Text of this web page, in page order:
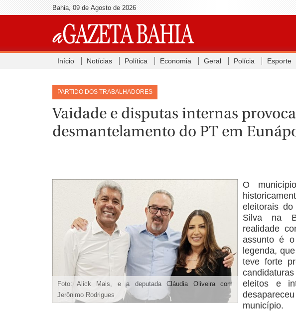
Bahia, 09 de Agosto de 2026
Início Notícias Política Economia Geral Polícia Esporte
PARTIDO DOS TRABALHADORES
Vaidade e disputas internas
desmantelamento do PT em
Foto: Alick Mais, e a deputada Cláudia Oliveira com
Jerônimo Rodrigues
O
eleitorais
Silva na
realidade
assunto é o
legenda,
teve forte
eleitos e
município.